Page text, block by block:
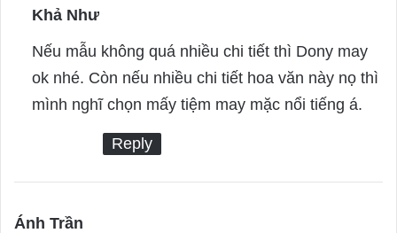
Khả Như
a
y
s
Nếu mẫu không quá nhiều chi tiết thì Dony may
ok nhé. Còn nếu nhiều chi tiết hoa văn này nọ thì
mình nghĩ chọn mấy tiệm may mặc nổi tiếng á.
Reply
Ánh Trần